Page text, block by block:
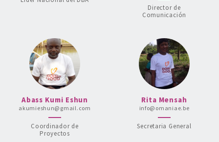
Director de
Comunicación
Abass Kumi Eshun
akumieshun@gmail.com
Coordinador de
Proyectos
Rita Mensah
info@omaniae.be
Secretaria General